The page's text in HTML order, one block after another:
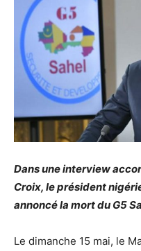
Dans une interview
Croix, le président
annoncé la mort du G5
Le dimanche 15 mai, le